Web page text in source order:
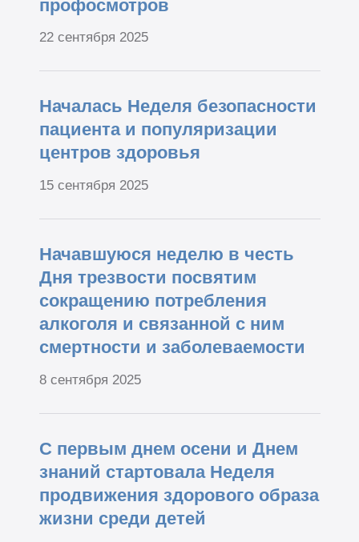
профосмотров
22 сентября 2025
Началась Неделя безопасности
пациента и популяризации
центров здоровья
15 сентября 2025
Начавшуюся неделю в честь
Дня трезвости посвятим
сокращению потребления
алкоголя и связанной с ним
смертности и заболеваемости
8 сентября 2025
С первым днем осени и Днем
знаний стартовала Неделя
продвижения здорового образа
жизни среди детей